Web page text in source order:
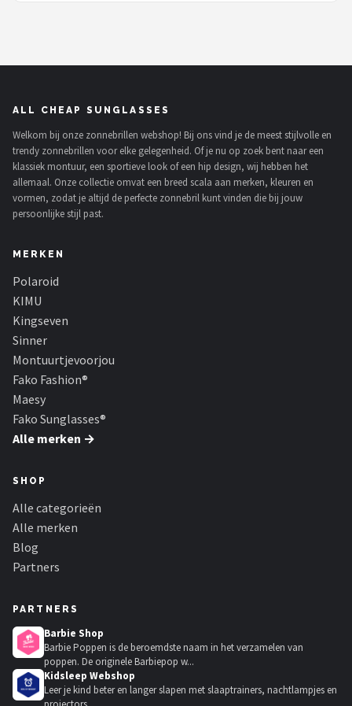
ALL CHEAP SUNGLASSES
Welkom bij onze zonnebrillen webshop! Bij ons vind je de meest stijlvolle en
trendy zonnebrillen voor elke gelegenheid. Of je nu op zoek bent naar een
klassiek montuur, een sportieve look of een hip design, wij hebben het
allemaal. Onze collectie omvat een breed scala aan merken, kleuren en
vormen, zodat je altijd de perfecte zonnebril kunt vinden die bij jouw
persoonlijke stijl past.
MERKEN
Polaroid
KIMU
Kingseven
Sinner
Montuurtjevoorjou
Fako Fashion®
Maesy
Fako Sunglasses®
Alle merken →
SHOP
Alle categorieën
Alle merken
Blog
Partners
PARTNERS
Barbie Shop
Barbie Poppen is de beroemdste naam in het verzamelen van
poppen. De originele Barbiepop w...
Kidsleep Webshop
Leer je kind beter en langer slapen met slaaptrainers, nachtlampjes en